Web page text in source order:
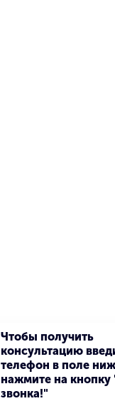
Чтобы получить
консультацию
телефон в поле
нажмите на
звонка!"